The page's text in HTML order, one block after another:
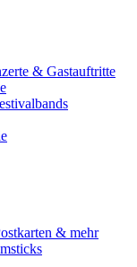
& Gastauftritte
& mehr